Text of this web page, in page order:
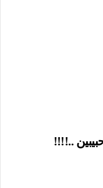
..!!!!